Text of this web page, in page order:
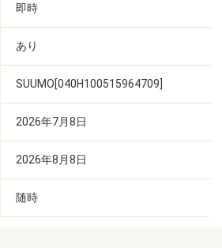
即時
あり
SUUMO[040H100515964709]
2026年7月8日
2026年8月8日
随時